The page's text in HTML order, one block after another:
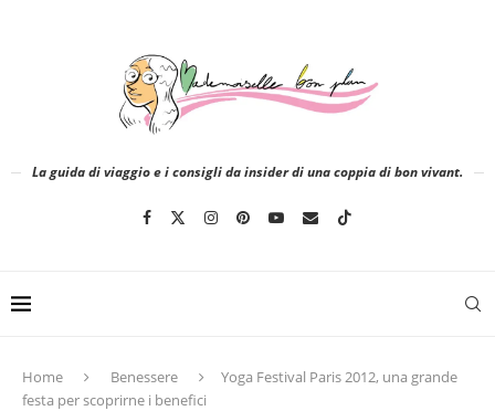
La guida di viaggio e i consigli da insider di una coppia di bon vivant.
Home Benessere
Yoga Festival Paris 2012, una grande
festa per scoprirne i benefici